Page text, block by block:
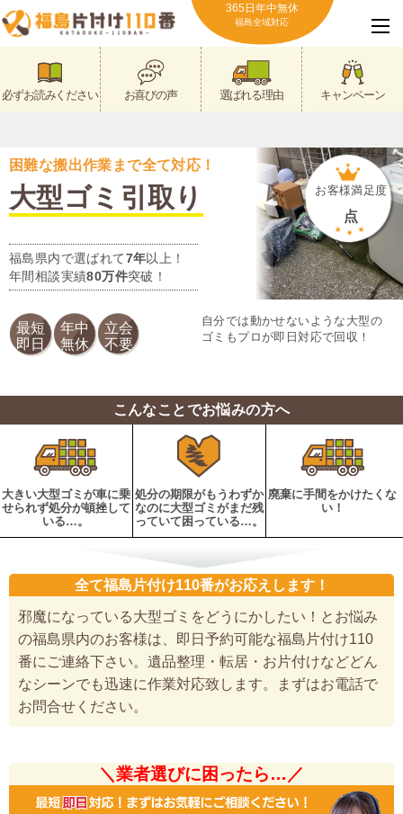
365日年中無休
福島全域対応
必ずお読みください お喜びの声 選ばれる理由 キャンペーン
困難な搬出作業まで全て対応！
大型ゴミ引取り
福島県内で選ばれて7年以上！
年間相談実績80万件突破！
お客様満足度
点
最短
即日
年中
無休
立会
不要
自分では動かせないような大型の
ゴミもプロが即日対応で回収！
こんなことでお悩みの方へ
大きい大型ゴミが車に乗
せられず処分が頓挫して
いる…。
処分の期限がもうわずか
なのに大型ゴミがまだ残
っていて困っている…。
廃棄に手間をかけたくな
い！
全て福島片付け110番がお応えします！
邪魔になっている大型ゴミをどうにかしたい！とお悩み
の福島県内のお客様は、即日予約可能な福島片付け110
番にご連絡下さい。遺品整理・転居・お片付けなどどん
なシーンでも迅速に作業対応致します。まずはお電話で
お問合せください。
＼業者選びに困ったら…／